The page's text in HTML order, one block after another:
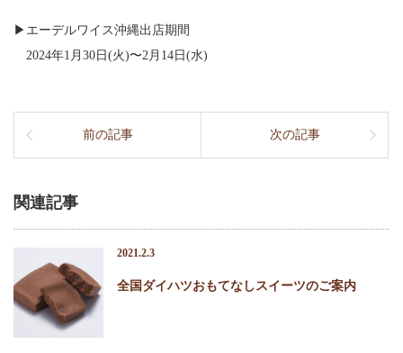
▶︎エーデルワイス沖縄出店期間
2024年1月30日(火)〜2月14日(水)
前の記事 次の記事
関連記事
2021.2.3
全国ダイハツおもてなしスイーツのご案内